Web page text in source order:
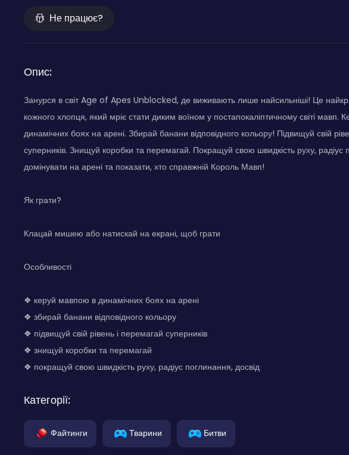
Не працює?
Опис:
Занурся в світ Age of Apes Unblocked, де виживають лише найсильніші! Це
кожного хлопця, який мріє стати диким воїном у постапокаліптичному світі мавп.
динамічних боях на арені. Збирай банани відповідного кольору! Підвищуй свій
суперників. Знищуй коробки та перемагай. Покращуй свою швидкість руху, радіус
домінувати на арені та показати, хто справжній Король Мавп!
Як грати?
Клацай мишею або натискай на екрані, щоб грати
Особливості
❖ керуй мавпою в динамічних боях на арені
❖ збирай банани відповідного кольору
❖ підвищуй свій рівень і перемагай суперників
❖ знищуй коробки та перемагай
❖ покращуй свою швидкість руху, радіус поглинання, досвід
Категорії:
Файтинги Тварини Битви